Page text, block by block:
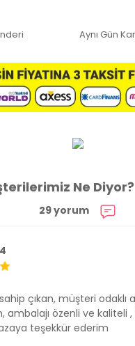
Aynı Gün
Ne Diyor?
29 yorum
çıkan, müşteri odaklı
ambalajı özenli ve kaliteli ,
teşekkür ederim